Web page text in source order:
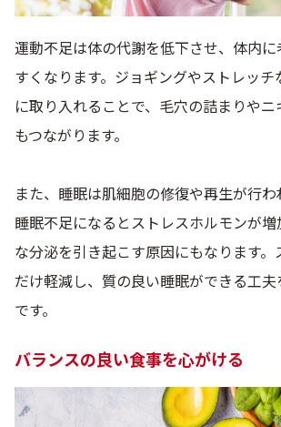
運動不足は体の代謝を低下させ、体内
すくなります。ジョギングやストレッ
に取り入れることで、毛穴の詰まりや
もつながります。
また、睡眠は肌細胞の修復や再生が行わ
睡眠不足になるとストレスホルモンが
な分泌を引き起こす原因にもなります。
だけ軽減し、質の良い睡眠ができる工
です。
バランスの良い食事を心がける